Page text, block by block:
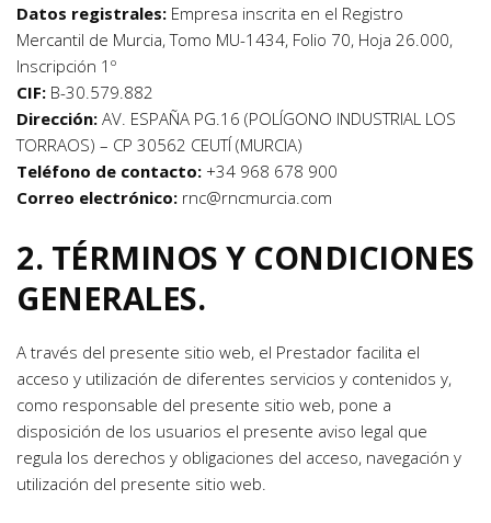
Datos registrales: Empresa inscrita en el Registro
Mercantil de Murcia, Tomo MU-1434, Folio 70, Hoja 26.000,
Inscripción 1º
CIF: B-30.579.882
Dirección: AV. ESPAÑA PG.16 (POLÍGONO INDUSTRIAL LOS
TORRAOS) – CP 30562 CEUTÍ (MURCIA)
Teléfono de contacto: +34 968 678 900
Correo electrónico: rnc@rncmurcia.com
2. TÉRMINOS Y CONDICIONES
GENERALES.
A través del presente sitio web, el Prestador facilita el
acceso y utilización de diferentes servicios y contenidos y,
como responsable del presente sitio web, pone a
disposición de los usuarios el presente aviso legal que
regula los derechos y obligaciones del acceso, navegación y
utilización del presente sitio web.